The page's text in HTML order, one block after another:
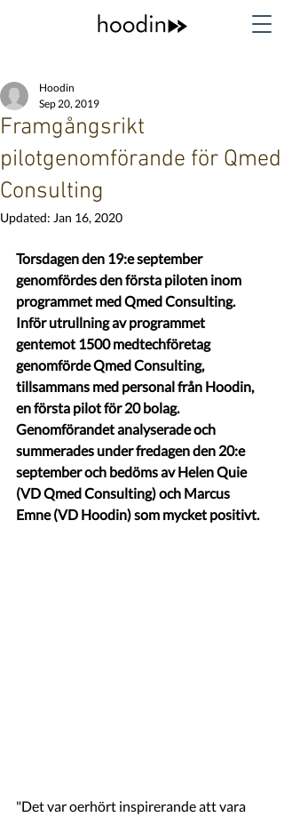
Framgångsrikt
pilotgenomförande för Qmed
Consulting
Hoodin
Sep 20, 2019
Updated: Jan 16, 2020
Torsdagen den 19:e september
genomfördes den första piloten inom
programmet med Qmed Consulting.
Inför utrullning av programmet
gentemot 1500 medtechföretag
genomförde Qmed Consulting,
tillsammans med personal från Hoodin,
en första pilot för 20 bolag.
Genomförandet analyserade och
summerades under fredagen den 20:e
september och bedöms av Helen Quie
(VD Qmed Consulting) och Marcus
Emne (VD Hoodin) som mycket positivt.
"Det var oerhört inspirerande att vara